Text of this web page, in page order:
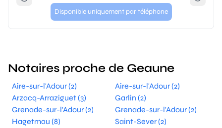
Disponible uniquement par téléphone
Notaires proche de Geaune
Aire-sur-l'Adour (2)
Aire-sur-l'Adour (2)
Arzacq-Arraziguet (3)
Garlin (2)
Grenade-sur-l'Adour (2)
Grenade-sur-l'Adour (2)
Hagetmau (8)
Saint-Sever (2)